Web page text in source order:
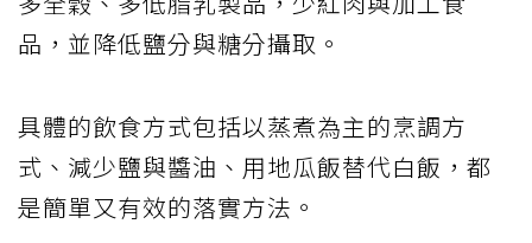
品，並降低鹽分與糖分攝取。
具體的飲食方式包括以蒸煮為主的烹調方
式、減少鹽與醬油、用地瓜飯替代白飯，都
是簡單又有效的落實方法。